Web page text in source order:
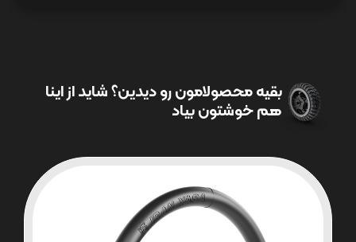
بقیه محصولامون رو دیدین؟ شاید از اینا
هم خوشتون بیاد